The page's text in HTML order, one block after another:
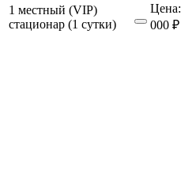
1 местный (VIP)
стационар (1 сутки)
Цена:
000 ₽